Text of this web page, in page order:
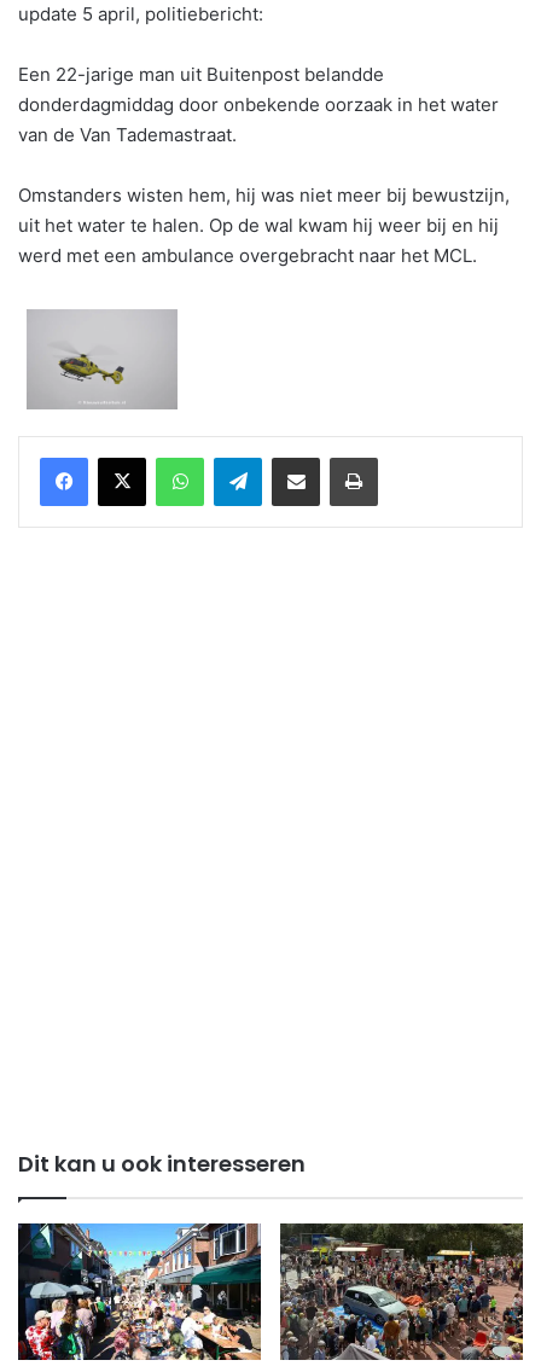
update 5 april, politiebericht:
Een 22-jarige man uit Buitenpost belandde
donderdagmiddag door onbekende oorzaak in het water
van de Van Tademastraat.
Omstanders wisten hem, hij was niet meer bij bewustzijn,
uit het water te halen. Op de wal kwam hij weer bij en hij
werd met een ambulance overgebracht naar het MCL.
WhatsAppTelegramDelen via Email Print
Dit kan u ook interesseren